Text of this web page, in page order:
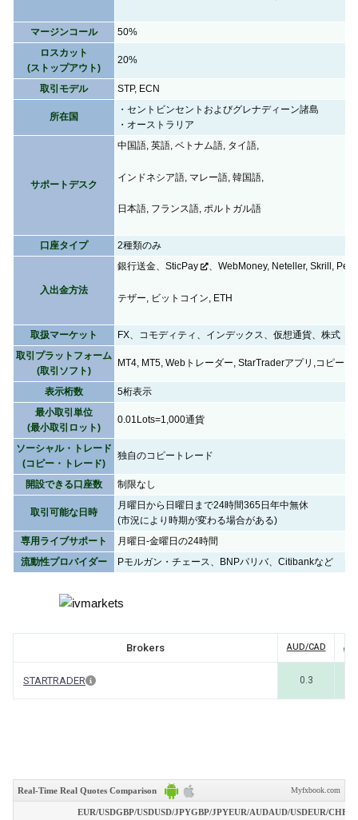
マージンコール
50%
ロスカット
(ストップアウト)
20%
取引モデル STP, ECN
所在国
・セントビンセントおよびグレナディーン諸島
・オーストラリア
サポートデスク
中国語, 英語, ベトナム語, タイ語,
インドネシア語, マレー語, 韓国語,
日本語, フランス語, ポルトガル語
口座タイプ 2種類のみ
入出金方法
銀行送金、 SticPay 、WebMoney, Neteller, Skrill,
テザー, ビットコイン, ETH
取扱マーケット
FX、コモディティ、インデックス、仮想通貨、株式
取引プラットフォーム
(取引ソフト)
MT4, MT5, Webトレーダー, StarTraderアプリ,コピート
表示桁数
5桁表示
最小取引単位
(最小取引ロット)
0.01Lots=1,000通貨
ソーシャル・トレード
(コピー・トレード)
独自のコピートレード
開設できる口座数 制限なし
取引可能な日時
月曜日から日曜日まで24時間365日年中無休
(市況により時期が変わる場合がある)
専用ライブサポート
月曜日-金曜日の24時間
流動性プロバイダー
Pモルガン・チェース、BNPパリバ、Citibankなど